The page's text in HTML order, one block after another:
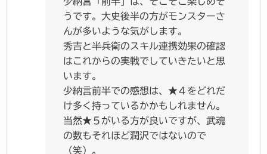
うです。大史後半の方がモンスターさ
んが多いような気がします。
秀吉と半兵衛のスキル連携効果の確認
はこれからの実戦でしていきたいと思
います。
少納言前半での感想は、★４をどれだ
け多く持っているかかもしれません。
当然★５がいる方が良いですが、武魂
の数もそれほど潤沢ではないので
（笑）。